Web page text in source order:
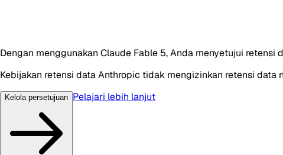
Dengan menggunakan Claude Fable 5, Anda menyetujui
Kebijakan retensi data Anthropic tidak mengizinkan retensi data
Kelola persetujuan Pelajari lebih lanjut